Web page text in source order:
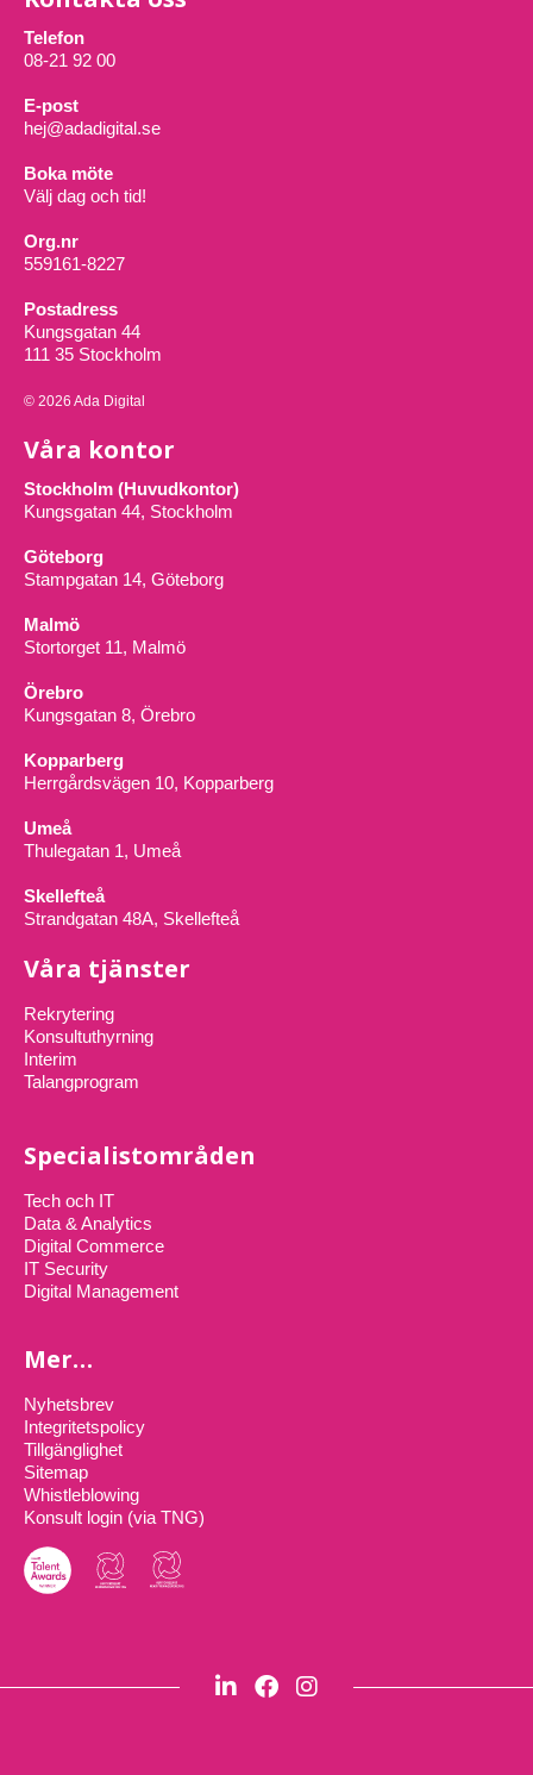
Telefon
08-21 92 00
E-post
hej@adadigital.se
Boka möte
Välj dag och tid!
Org.nr
559161-8227
Postadress
Kungsgatan 44
111 35 Stockholm
© 2026 Ada Digital
Våra kontor
Stockholm (Huvudkontor)
Kungsgatan 44, Stockholm
Göteborg
Stampgatan 14, Göteborg
Malmö
Stortorget 11, Malmö
Örebro
Kungsgatan 8, Örebro
Kopparberg
Herrgårdsvägen 10, Kopparberg
Umeå
Thulegatan 1, Umeå
Skellefteå
Strandgatan 48A, Skellefteå
Våra tjänster
Rekrytering
Konsultuthyrning
Interim
Talangprogram
Specialistområden
Tech och IT
Data & Analytics
Digital Commerce
IT Security
Digital Management
Mer…
Nyhetsbrev
Integritetspolicy
Tillgänglighet
Sitemap
Whistleblowing
Konsult login (via TNG)